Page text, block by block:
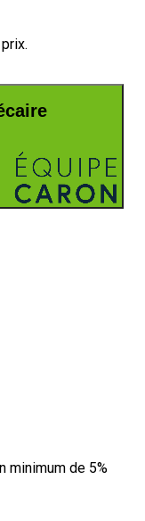
minimum de 5%